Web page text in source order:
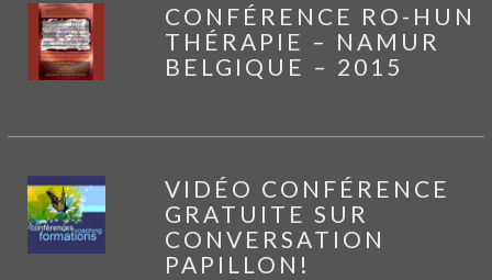
VIEW POST
CONFÉRENCE RO-HUN
THÉRAPIE – NAMUR
BELGIQUE – 2015
VIDÉO CONFÉRENCE
GRATUITE SUR
CONVERSATION
PAPILLON!